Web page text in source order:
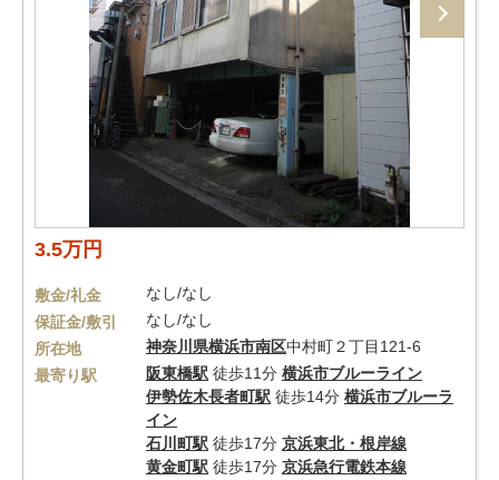
3.5万円
敷金/礼金
なし/なし
保証金/敷引
なし/なし
所在地
神奈川県横浜市南区中村町２丁目121-6
最寄り駅
阪東橋駅 徒歩11分 横浜市ブルーライン
伊勢佐木長者町駅 徒歩14分 横浜市ブルーラ
イン
石川町駅 徒歩17分 京浜東北・根岸線
黄金町駅 徒歩17分 京浜急行電鉄本線